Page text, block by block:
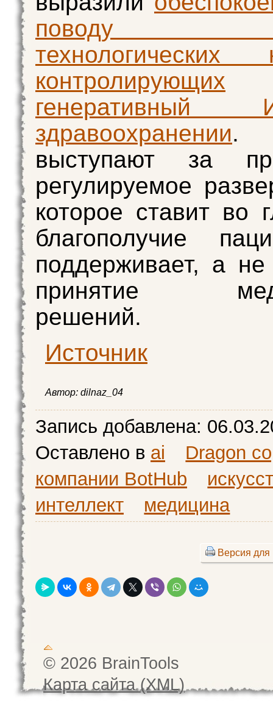
поводу
технологических
контролирующих
здравоохранении.
выступают за
регулируемое
которое ставит во
благополучие
поддерживает, а не
принятие
решений.
Источник
Автор: dilnaz_04
Запись добавлена:
Оставлено в ai
Dragon
компании BotHub
интеллект
медицина
Версия для
© 2026 BrainTools
Карта сайта (XML)